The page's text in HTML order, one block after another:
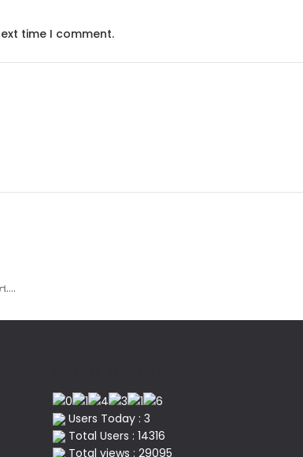
time I comment.
Users Today : 3
Total Users : 14316
Total views : 29095